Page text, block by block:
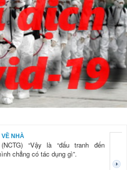
VỀ NHÀ
(NCTG) “Vậy là “đấu tranh đến
chẳng có tác dụng gì”.